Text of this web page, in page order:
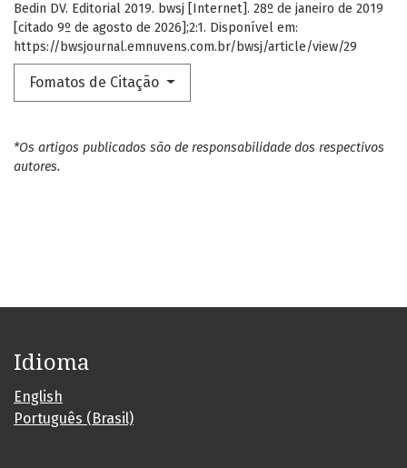
Bedin DV. Editorial 2019. bwsj [Internet]. 28º de janeiro de 2019
[citado 9º de agosto de 2026];2:1. Disponível em:
https://bwsjournal.emnuvens.com.br/bwsj/article/view/29
Fomatos de Citação
*Os artigos publicados são de responsabilidade dos respectivos
autores.
Idioma
English
Português (Brasil)